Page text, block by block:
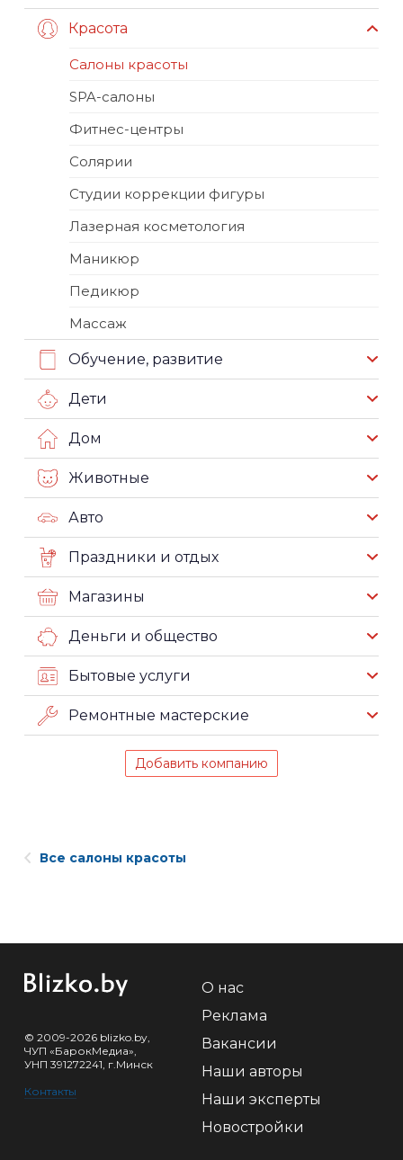
Красота
Салоны красоты
SPA-салоны
Фитнес-центры
Солярии
Студии коррекции фигуры
Лазерная косметология
Маникюр
Педикюр
Массаж
Обучение, развитие
Дети
Дом
Животные
Авто
Праздники и отдых
Магазины
Деньги и общество
Бытовые услуги
Ремонтные мастерские
Добавить компанию
Все салоны красоты
© 2009-2026 blizko.by,
ЧУП «БарокМедиа»,
УНП 391272241, г.Минск
Контакты
О нас
Реклама
Вакансии
Наши авторы
Наши эксперты
Новостройки